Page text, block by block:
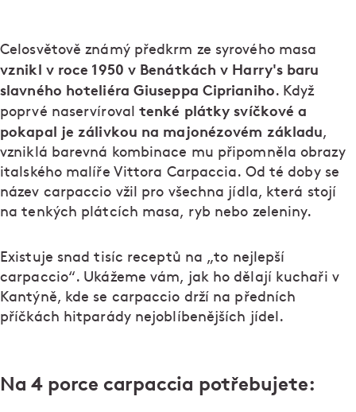
Celosvětově známý předkrm ze syrového masa
vznikl v roce 1950 v Benátkách v Harry's baru
slavného hoteliéra Giuseppa Ciprianiho. Když
poprvé naservírovaltenké plátky svíčkové a
pokapal je zálivkou na majonézovém základu,
vzniklá barevná kombinace mu připomněla obrazy
italského malíře Vittora Carpaccia. Od té doby se
název carpaccio vžil pro všechna jídla, která stojí
na tenkých plátcích masa, ryb nebo zeleniny.
Existuje snad tisíc receptů na „to nejlepší
carpaccio“. Ukážeme vám, jak ho dělají kuchaři v
Kantýně, kde se carpaccio drží na předních
příčkách hitparády nejoblíbenějších jídel.
Na 4 porce carpaccia potřebujete: